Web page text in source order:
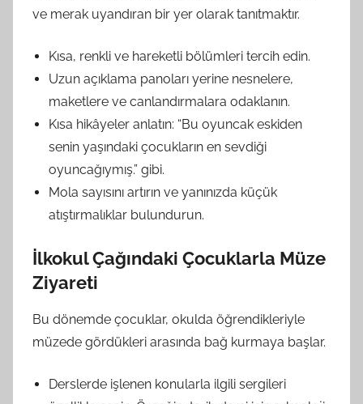
ve merak uyandıran bir yer olarak tanıtmaktır.
Kısa, renkli ve hareketli bölümleri tercih edin.
Uzun açıklama panoları yerine nesnelere,
maketlere ve canlandırmalara odaklanın.
Kısa hikâyeler anlatın: “Bu oyuncak eskiden
senin yaşındaki çocukların en sevdiği
oyuncağıymış.” gibi.
Mola sayısını artırın ve yanınızda küçük
atıştırmalıklar bulundurun.
İlkokul Çağındaki Çocuklarla Müze
Ziyareti
Bu dönemde çocuklar, okulda öğrendikleriyle
müzede gördükleri arasında bağ kurmaya başlar.
Derslerde işlenen konularla ilgili sergileri